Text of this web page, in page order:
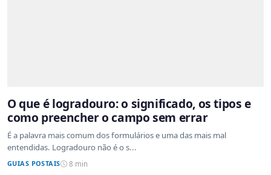
O que é logradouro: o significado, os tipos e
como preencher o campo sem errar
É a palavra mais comum dos formulários e uma das mais mal
entendidas. Logradouro não é o s...
GUIAS POSTAIS 8 min